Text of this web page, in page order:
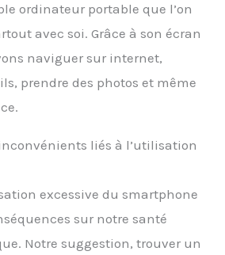
ordinateur portable que l’on
avec soi. Grâce à son écran
naviguer sur internet,
prendre des photos et même
liés à l’utilisation
excessive du smartphone
sur notre santé
Notre suggestion, trouver un